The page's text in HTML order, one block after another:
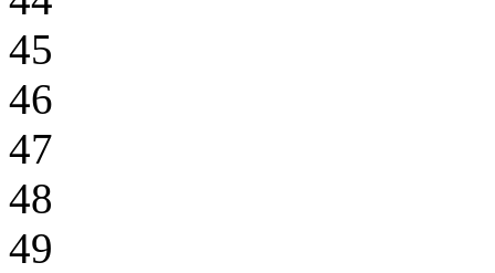
45
46
47
48
49